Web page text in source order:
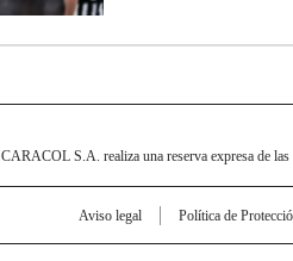
CARACOL S.A. realiza una reserva expresa de las
Aviso legal Política de